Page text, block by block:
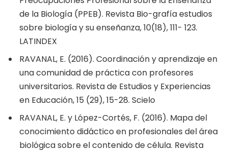
de la Biología (PPEB). Revista Bio-grafía estudios
sobre biología y su enseñanza, 10(18), 111- 123.
LATINDEX
RAVANAL, E. (2016). Coordinación y aprendizaje en
una comunidad de práctica con profesores
universitarios. Revista de Estudios y Experiencias
en Educación, 15 (29), 15-28. Scielo
RAVANAL, E. y López-Cortés, F. (2016). Mapa del
conocimiento didáctico en profesionales del área
biológica sobre el contenido de célula. Revista